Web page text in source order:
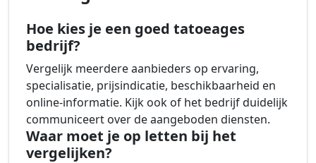
Hoe kies je een goed tatoeages
bedrijf?
Vergelijk meerdere aanbieders op ervaring,
specialisatie, prijsindicatie, beschikbaarheid en
online-informatie. Kijk ook of het bedrijf duidelijk
communiceert over de aangeboden diensten.
Waar moet je op letten bij het
vergelijken?